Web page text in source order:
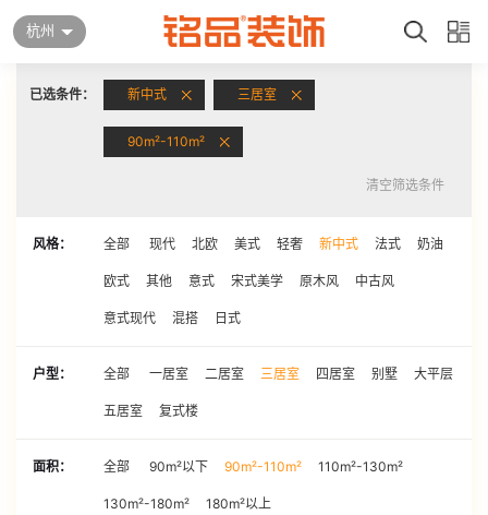
杭州
已选条件： 新中式 三居室
90m²-110m²
清空筛选条件
风格： 全部 现代 北欧 美式 轻奢 新中式 法式 奶油
欧式 其他 意式 宋式美学 原木风 中古风
意式现代 混搭 日式
户型： 全部 一居室 二居室 三居室 四居室 别墅 大平层
五居室 复式楼
面积： 全部 90m²以下 90m²-110m² 110m²-130m²
130m²-180m² 180m²以上